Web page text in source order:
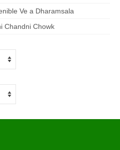
Ve a Dharamsala
Chandni Chowk